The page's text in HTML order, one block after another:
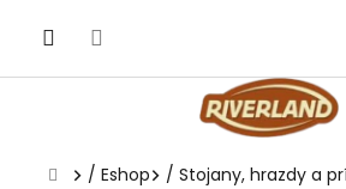
Domov
/ Eshop / Stojany, hrazdy a